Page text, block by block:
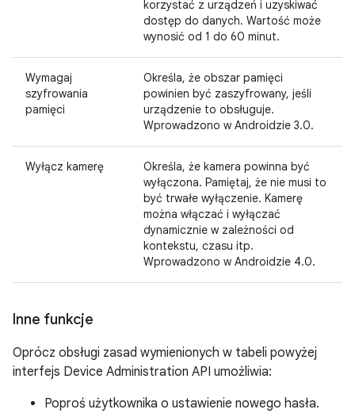
korzystać z urządzeń i uzyskiwać
dostęp do danych. Wartość może
wynosić od 1 do 60 minut.
Wymagaj
szyfrowania
pamięci
Określa, że obszar pamięci
powinien być zaszyfrowany, jeśli
urządzenie to obsługuje.
Wprowadzono w Androidzie 3.0.
Wyłącz kamerę
Określa, że kamera powinna być
wyłączona. Pamiętaj, że nie musi to
być trwałe wyłączenie. Kamerę
można włączać i wyłączać
dynamicznie w zależności od
kontekstu, czasu itp.
Wprowadzono w Androidzie 4.0.
Inne funkcje
Oprócz obsługi zasad wymienionych w tabeli powyżej
interfejs Device Administration API umożliwia:
Poproś użytkownika o ustawienie nowego hasła.